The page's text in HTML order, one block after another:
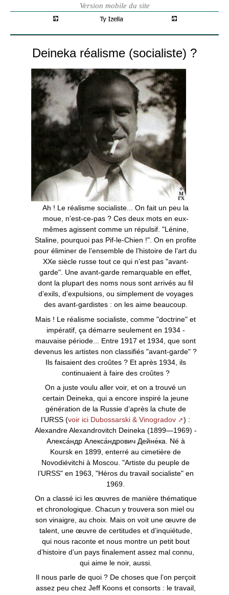
Deineka réalisme (socialiste) ?
Ah ! Le réalisme socialiste... On fait un peu la
moue, n’est-ce-pas ? Ces deux mots en eux-
mêmes agissent comme un répulsif. "Lénine,
Staline, pourquoi pas Pif-le-Chien !". On en profite
pour éliminer de l’ensemble de l’histoire de l’art du
XXe siècle russe tout ce qui n’est pas "avant-
garde". Une avant-garde remarquable en effet,
dont la plupart des noms nous sont arrivés au fil
d’exils, d’expulsions, ou simplement de voyages
des avant-gardistes : on les aime beaucoup.
Mais ! Le réalisme socialiste, comme "doctrine" et
impératif, ça démarre seulement en 1934 -
mauvaise période... Entre 1917 et 1934, que sont
devenus les artistes non classifiés "avant-garde" ?
Ils faisaient des croûtes ? Et après 1934, ils
continuaient à faire des croûtes ?
On a juste voulu aller voir, et on a trouvé un
certain Deineka, qui a encore inspiré la jeune
génération de la Russie d’après la chute de
l’URSS (voir ici Dubossarski & Vinogradov
) :
Alexandre Alexandrovitch Deineka (1899—1969) -
Алекса́ндр Алекса́ндрович Дейне́ка. Né à
Koursk en 1899, enterré au cimetière de
Novodiévitchi à Moscou. "Artiste du peuple de
l’URSS" en 1963, "Héros du travail socialiste" en
1969.
On a classé ici les œuvres de manière thématique
et chronologique. Chacun y trouvera son miel ou
son vinaigre, au choix. Mais on voit une œuvre de
talent, une œuvre de certitudes et d’inquiétude,
qui nous raconte et nous montre un petit bout
d’histoire d’un pays finalement assez mal connu,
qui aime le noir, aussi.
Il nous parle de quoi ? De choses que l’on perçoit
assez peu chez Jeff Koons et consorts : le travail,